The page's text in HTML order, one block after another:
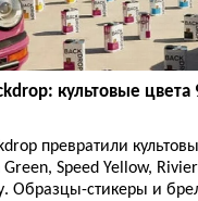
культовые цвета
превратили
Green, Speed Yellow,
Образцы-стикеры и